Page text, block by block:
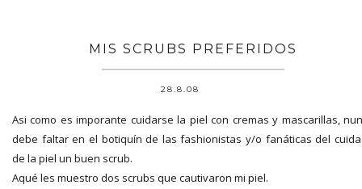
MIS SCRUBS PREFERIDOS
28.8.08
Asi como es imporante cuidarse la piel con cremas y mascarillas,
debe faltar en el botiquín de las fashionistas y/o fanáticas del
de la piel un buen scrub.
Aqué les muestro dos scrubs que cautivaron mi piel.